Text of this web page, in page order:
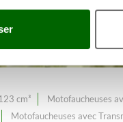
par Courroies et
cm³ Motofaucheuses
Motofaucheuses avec